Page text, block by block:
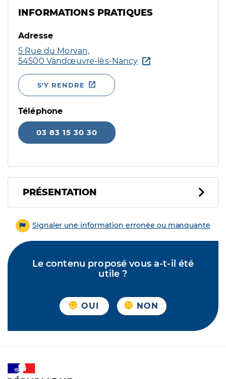
INFORMATIONS PRATIQUES
Adresse
5 Rue du Morvan,
54500 Vandœuvre-lès-Nancy
S'Y RENDRE
Téléphone
03 83 15 30 30
PRÉSENTATION
Signaler une information erronée ou manquante
Le contenu proposé vous a-t-il été
utile ?
OUI NON